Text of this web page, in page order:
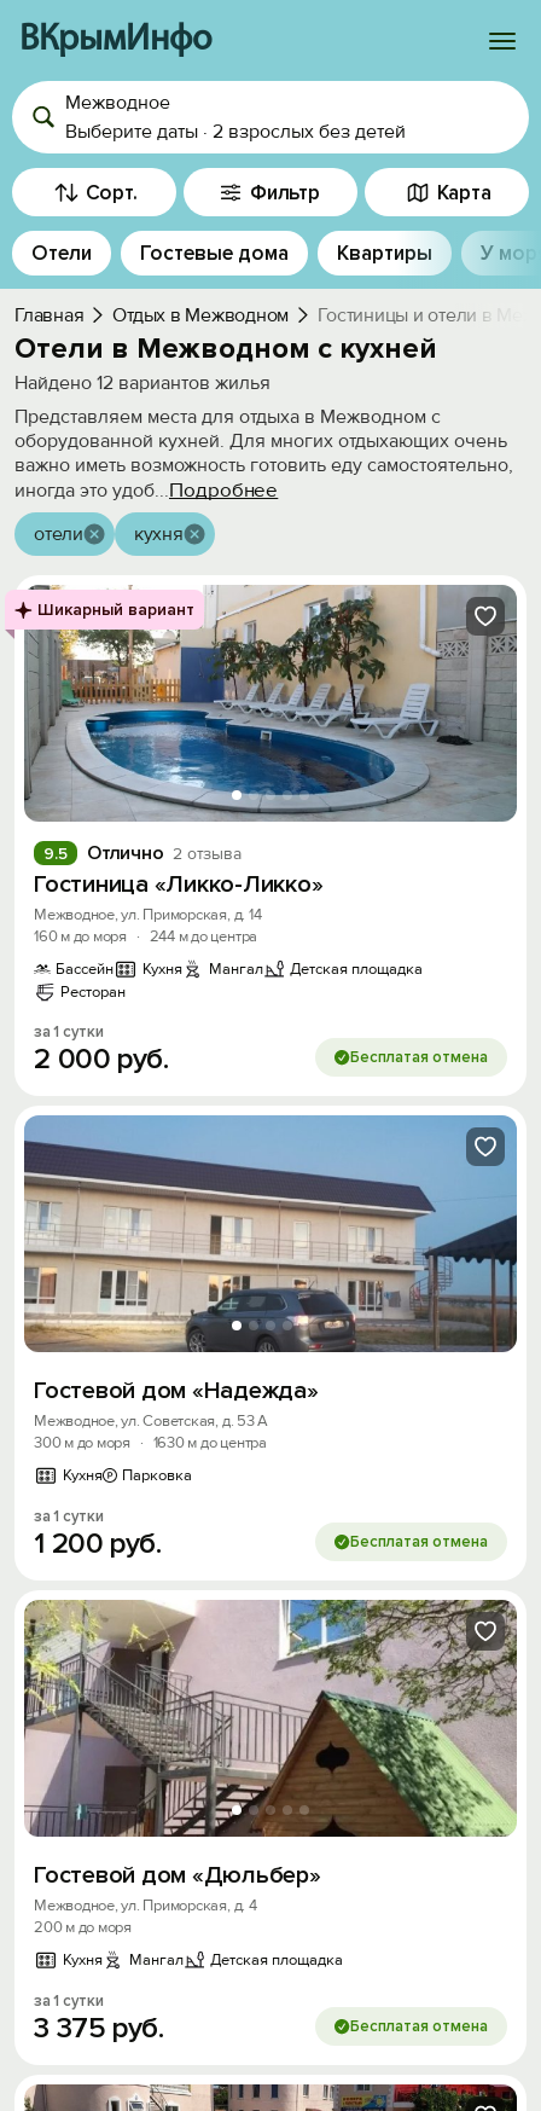
ВКрымИнфо
Войти
Избранное
История просмотра
Добавить свой объект
Межводное
Выберите даты · 2 взрослых без детей
Сорт. Фильтр Карта
Отели Гостевые дома Квартиры У
Главная Отдых в Межводном Гостиницы и отели в
Отели в Межводном с кухней
Найдено 12 вариантов жилья
Представляем места для отдыха в Межводном с
оборудованной кухней. Для многих отдыхающих очень
важно иметь возможность готовить еду самостоятельно,
иногда это удоб...Подробнее
отели кухня
Шикарный вариант
Отлично 2 отзыва
9.5
Гостиница «Ликко-Ликко»
Межводное, ул. Приморская, д. 14
160 м до моря
· 244 м до центра
Бассейн
Кухня Мангал
Детская площадка
Ресторан
за 1 сутки
2 000 руб. Бесплатая отмена
Гостевой дом «Надежда»
Межводное, ул. Советская, д. 53 А
300 м до моря
· 1630 м до центра
Кухня
Парковка
за 1 сутки
1 200 руб. Бесплатая отмена
Гостевой дом «Дюльбер»
Межводное, ул. Приморская, д. 4
200 м до моря
Кухня
Мангал Детская площадка
за 1 сутки
3 375 руб. Бесплатая отмена